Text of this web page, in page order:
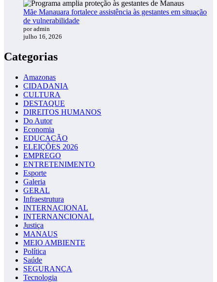
Mãe Manauara fortalece assistência às gestantes em situação
de vulnerabilidade
por admin
julho 16, 2026
Categorias
Amazonas
CIDADANIA
CULTURA
DESTAQUE
DIREITOS HUMANOS
Do Autor
Economia
EDUCAÇÃO
ELEIÇÕES 2026
EMPREGO
ENTRETENIMENTO
Esporte
Galeria
GERAL
Infraestrutura
INTERNACIONAL
INTERNANCIONAL
Justiça
MANAUS
MEIO AMBIENTE
Política
Saúde
SEGURANÇA
Tecnologia